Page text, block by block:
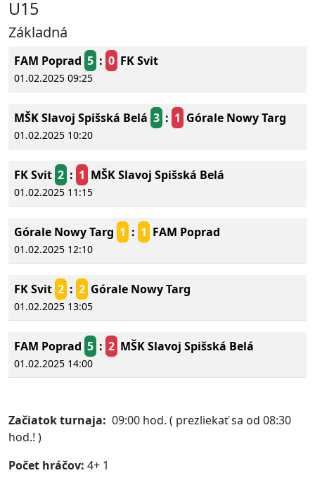
U15
Základná
FAM Poprad 5 : 0 FK Svit
01.02.2025 09:25
MŠK Slavoj Spišská Belá 3 : 1 Górale Nowy Targ
01.02.2025 10:20
FK Svit 2 : 1 MŠK Slavoj Spišská Belá
01.02.2025 11:15
Górale Nowy Targ 1 : 1 FAM Poprad
01.02.2025 12:10
FK Svit 2 : 2 Górale Nowy Targ
01.02.2025 13:05
FAM Poprad 5 : 2 MŠK Slavoj Spišská Belá
01.02.2025 14:00
Začiatok turnaja: 09:00 hod. ( prezliekať sa od 08:30
hod.! )
Počet hráčov: 4+ 1